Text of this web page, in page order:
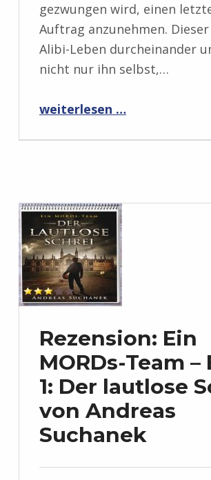
gezwungen wird, einen
Auftrag anzunehmen.
Alibi-Leben durcheinander
nicht nur ihn selbst,…
“Rezension: BLACK FLAGGED ALPHA von Steven Konkoly”
weiterlesen …
Rezension: Ein
MORDs-Team –
1: Der lautlose
von Andreas
Suchanek